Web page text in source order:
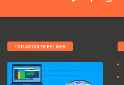
TOP ARTICLES BY LIKES